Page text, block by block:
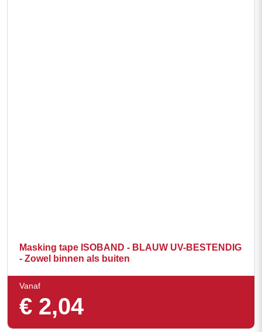
Masking tape ISOBAND - BLAUW UV-BESTENDIG
- Zowel binnen als buiten
Vanaf
€ 2,04